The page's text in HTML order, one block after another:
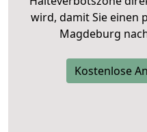
wird, damit Sie einen
Magdeburg
Kostenlose